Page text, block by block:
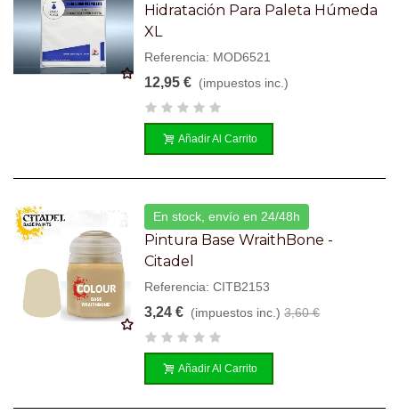
Hidratación Para Paleta Húmeda
XL
Referencia: MOD6521
12,95 € (impuestos inc.)
Añadir Al Carrito
En stock, envío en 24/48h
Pintura Base WraithBone -
Citadel
Referencia: CITB2153
3,24 € (impuestos inc.) 3,60 €
Añadir Al Carrito